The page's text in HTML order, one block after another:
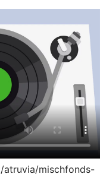
atruvia/mischfonds-